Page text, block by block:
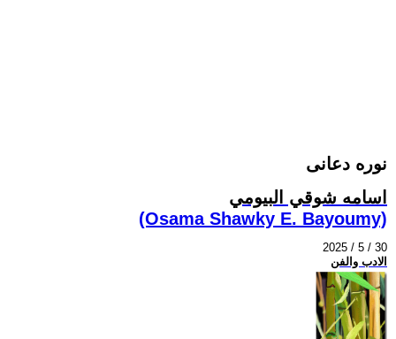
نوره دعانى
اسامه شوقي البيومي
(Osama Shawky E. Bayoumy)
2025 / 5 / 30
الادب والفن